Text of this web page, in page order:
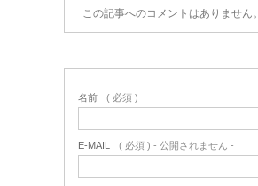
この記事へのコメントはありません。
名前 ( 必須 )
E-MAIL ( 必須 ) - 公開されません -